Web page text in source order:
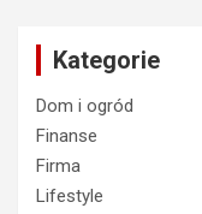
Kategorie
Dom i ogród
Finanse
Firma
Lifestyle